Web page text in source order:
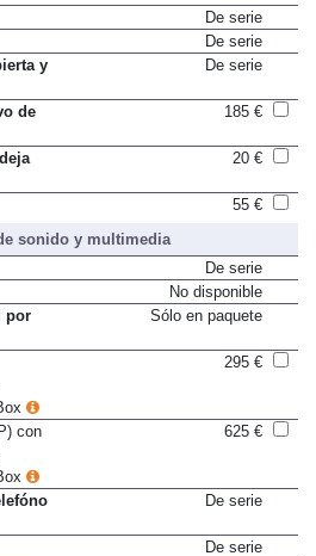
De serie
De serie
De serie
y
de
sonido y multimedia
De serie
No disponible
con